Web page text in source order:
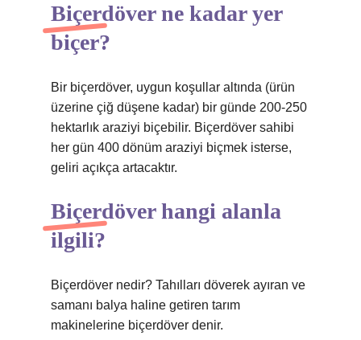
Biçerdöver ne kadar yer
biçer?
Bir biçerdöver, uygun koşullar altında (ürün
üzerine çiğ düşene kadar) bir günde 200-250
hektarlık araziyi biçebilir. Biçerdöver sahibi
her gün 400 dönüm araziyi biçmek isterse,
geliri açıkça artacaktır.
Biçerdöver hangi alanla
ilgili?
Biçerdöver nedir? Tahılları döverek ayıran ve
samanı balya haline getiren tarım
makinelerine biçerdöver denir.